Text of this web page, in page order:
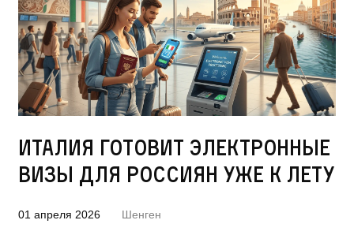
Италия готовит электронные
визы для россиян уже к лету
01 апреля 2026 Шенген